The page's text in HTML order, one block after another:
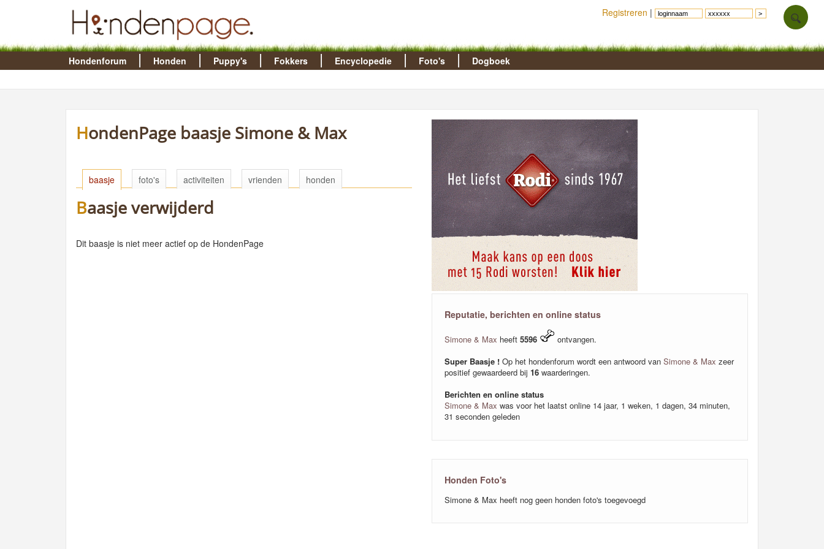
Hondenforum Honden Puppy's Fokkers Encyclopedie Foto's Dogboek
HondenPage baasje Simone & Max
baasje foto's activiteiten vrienden honden
Baasje verwijderd
Dit baasje is niet meer actief op de HondenPage
Reputatie, berichten en online status
Simone & Max heeft 5596
ontvangen.
Super Baasje ! Op het hondenforum wordt een antwoord van Simone & Max zeer
positief gewaardeerd bij 16 waarderingen.
Berichten en online status
Simone & Max was voor het laatst online 14 jaar, 1 weken, 1 dagen, 34 minuten,
31 seconden geleden
Honden Foto's
Simone & Max heeft nog geen honden foto's toegevoegd
Registreren |